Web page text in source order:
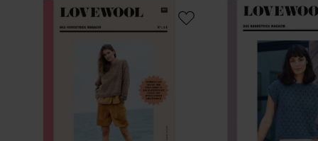
Lovewool No. 14 Frühjahr-Sommer Lovewool No. 12